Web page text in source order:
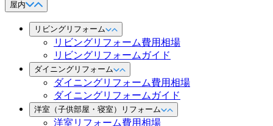
屋内
リビングリフォーム
リビングリフォーム費用相場
リビングリフォームガイド
ダイニングリフォーム
ダイニングリフォーム費用相場
ダイニングリフォームガイド
洋室（子供部屋・寝室）リフォーム
洋室リフォーム費用相場